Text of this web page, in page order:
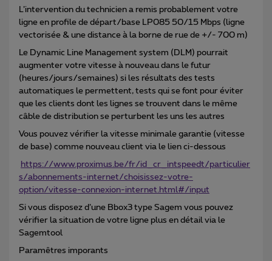
L’intervention du technicien a remis probablement votre
ligne en profile de départ/base LP085 50/15 Mbps (ligne
vectorisée & une distance à la borne de rue de +/- 700 m)
Le Dynamic Line Management system (DLM) pourrait
augmenter votre vitesse à nouveau dans le futur
(heures/jours/semaines) si les résultats des tests
automatiques le permettent, tests qui se font pour éviter
que les clients dont les lignes se trouvent dans le même
câble de distribution se perturbent les uns les autres
Vous pouvez vérifier la vitesse minimale garantie (vitesse
de base) comme nouveau client via le lien ci-dessous
https://www.proximus.be/fr/id_cr_intspeedt/particulier
s/abonnements-internet/choisissez-votre-
option/vitesse-connexion-internet.html#/input
Si vous disposez d’une Bbox3 type Sagem vous pouvez
vérifier la situation de votre ligne plus en détail via le
Sagemtool
Paramêtres imporants